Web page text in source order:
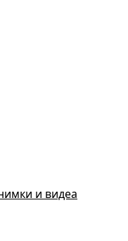
и видеа